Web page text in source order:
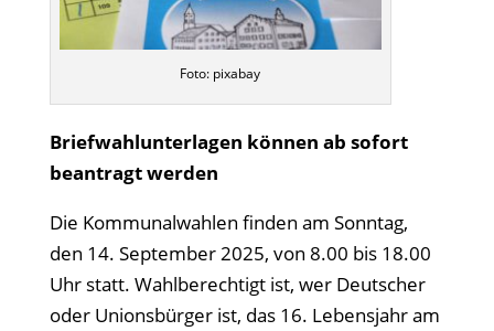
Foto: pixabay
Briefwahlunterlagen können ab sofort
beantragt werden
Die Kommunalwahlen finden am Sonntag,
den 14. September 2025, von 8.00 bis 18.00
Uhr statt. Wahlberechtigt ist, wer Deutscher
oder Unionsbürger ist, das 16. Lebensjahr am